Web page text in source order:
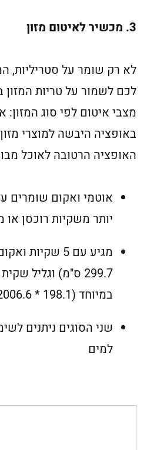
3. מכשיר לאיטום מזון
לא רק שומר על סטריליות,
לכם לשמור על טריות
מצבי איטום לפי סוג
באופציה היבשה למוצרי
האופציה הרטובה לאוכל
יותר משקיות רוכסן או
299.7 ס"מ) וגליל
במיוחד (198.1 * 2006.6 ס"מ)
שני הסוגים ניתנים
למים